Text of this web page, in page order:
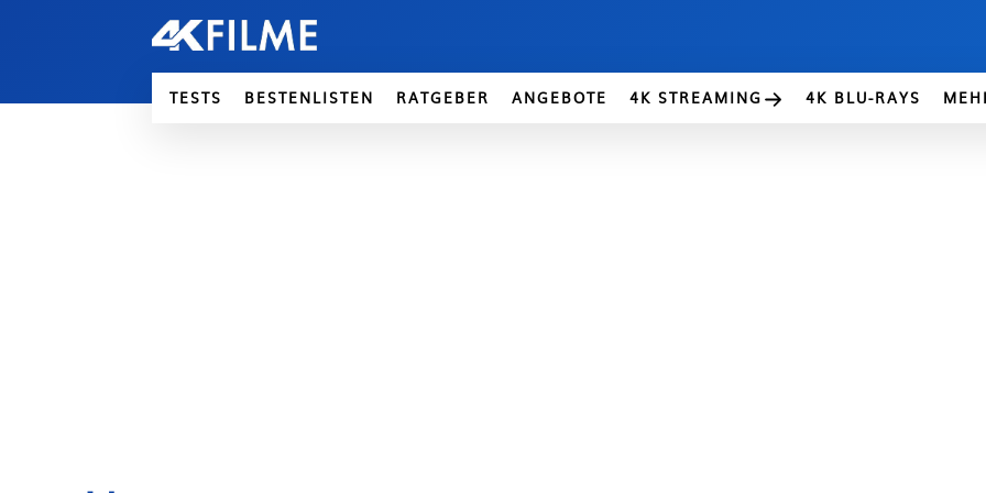
TESTS BESTENLISTEN RATGEBER ANGEBOTE 4K STREAMING 4K BLU-RAYS